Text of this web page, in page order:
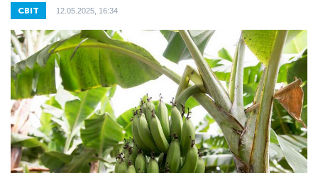
СВІТ 12.05.2025, 16:34